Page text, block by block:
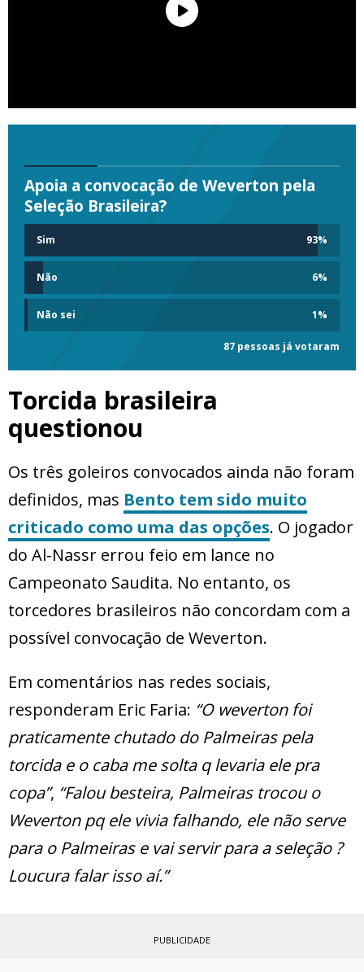
Apoia a convocação de Weverton pela
Seleção Brasileira?
Sim 93%
Não 6%
Não sei 1%
87 pessoas já votaram
Torcida brasileira
questionou
Os três goleiros convocados ainda não foram
definidos, mas Bento tem sido muito
criticado como uma das opções. O jogador
do Al-Nassr errou feio em lance no
Campeonato Saudita. No entanto, os
torcedores brasileiros não concordam com a
possível convocação de Weverton.
Em comentários nas redes sociais,
responderam Eric Faria: “O weverton foi
praticamente chutado do Palmeiras pela
torcida e o caba me solta q levaria ele pra
copa”, “Falou besteira, Palmeiras trocou o
Weverton pq ele vivia falhando, ele não serve
para o Palmeiras e vai servir para a seleção ?
Loucura falar isso aí.”
PUBLICIDADE